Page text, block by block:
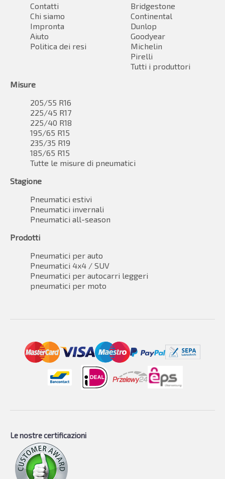
Contatti
Chi siamo
Impronta
Aiuto
Politica dei resi
Bridgestone
Continental
Dunlop
Goodyear
Michelin
Pirelli
Tutti i produttori
Misure
205/55 R16
225/45 R17
225/40 R18
195/65 R15
235/35 R19
185/65 R15
Tutte le misure di pneumatici
Stagione
Pneumatici estivi
Pneumatici invernali
Pneumatici all-season
Prodotti
Pneumatici per auto
Pneumatici 4x4 / SUV
Pneumatici per autocarri leggeri
pneumatici per moto
Le nostre certificazioni